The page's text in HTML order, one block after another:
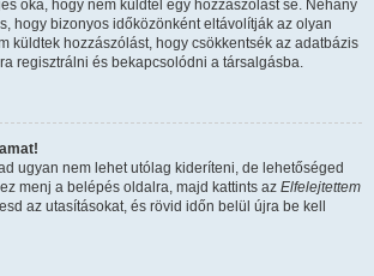
oka, hogy nem küldtél egy hozzászólást se. Néhány
hogy bizonyos időközönként eltávolítják az olyan
küldtek hozzászólást, hogy csökkentsék az adatbázis
regisztrálni és bekapcsolódni a társalgásba.
ugyan nem lehet utólag kideríteni, de lehetőséged
menj a belépés oldalra, majd kattints az Elfelejtettem
az utasításokat, és rövid időn belül újra be kell